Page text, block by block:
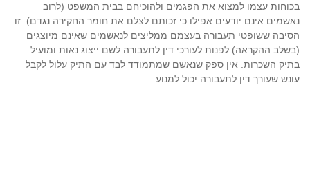
בכוחות עצמו למצוא את הפגמים ולהוכיחם בבית המשפט (לרוב
נאשמים אינם יודעים אפילו כי זכותם לצלם את חומר החקירה נגדם). זו
הסיבה ששופטי תעבורה בעצמם ממליצים לנאשמים שאינם מיוצגים
(בשלב ההקראה) לפנות לעורכי דין לתעבורה לשם ייצוג נאות ומועיל
בתיק השכרות. אין ספק שנאשם שמתמודד לבד עם התיק עלול לקבל
עונש שעורך דין לתעבורה יכול למנוע.